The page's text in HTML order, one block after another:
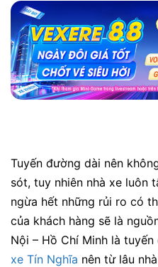
Tuyến đường dài nên
sót, tuy nhiên nhà xe luôn
ngừa hết những rủi ro có
của khách hàng sẽ là
Nội – Hồ Chí Minh là
xe Tín Nghĩa nên từ lâu